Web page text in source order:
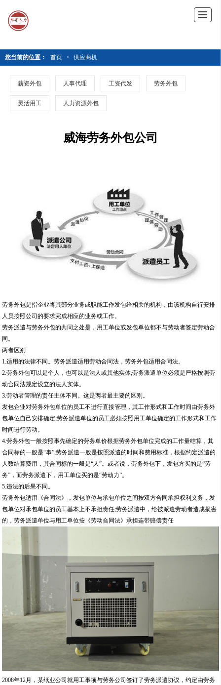
您当前的位置： 首页 > 供应商机
薪资外包 人事代理 工资代发 劳务外包
灵活用工 人力资源外包
威海劳务外包公司
劳务外包是指企业将其部分业务或职能工作发包给相关的机构，由该机构自行安排
人员按照公司的要求完成相应的业务或工作。
劳务派遣与劳务外包的共同之处是，用工单位或发包单位都不与劳动者签定劳动合
同。
两者区别
1.适用的法律不同。劳务派遣适用劳动合同法，劳务外包适用合同法。
2.劳务外包可以是个人，也可以是法人或其他实体;劳务派遣单位必须是严格按照劳
动合同法规定设立的法人实体。
3.劳动者管理的责任主体不同。这是两者最主要的区别。
发包企业对劳务外包单位的员工不进行直接管理，其工作形式和工作时间由劳务外
包单位自己安排确定;劳务派遣单位的员工必须按照用工单位确定的工作形式和工作
时间进行劳动。
4.劳务外包一般按照事先确定的劳务单价根据劳务外包单位完成的工作量结算，其
合同标的一般是“事”;劳务派遣一般是按照派遣的时间和费用标准，根据约定派遣的
人数结算费用，其合同标的一般是“人”。或者说，劳务外包下，发包方买的是“劳
务”，而劳务派遣下，用工单位买的是“劳动力”。
5.违法的后果不同。
劳务外包适用《合同法》，发包单位与承包单位之间按双方合同承担权利义务，发
包单位对承包单位的员工基本上不承担责任;劳务派遣中，给被派遣劳动者造成损害
的，劳务派遣单位与用工单位按《劳动合同法》承担连带赔偿责任
2008年12月，某纸业公司就用工事项与劳务公司签订了劳务派遣协议，约定由劳务